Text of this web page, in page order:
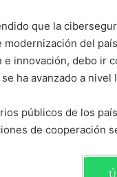
que la
modernización del
e innovación, debo ir
ha avanzado a
públicos de los
de cooperación